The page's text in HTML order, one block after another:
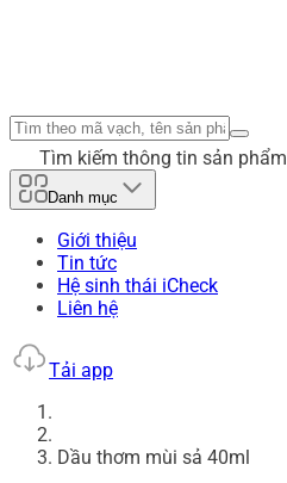
Tìm kiếm thông tin sản phẩm
Danh mục
Giới thiệu
Tin tức
Hệ sinh thái iCheck
Liên hệ
Tải app
Dầu thơm mùi sả 40ml